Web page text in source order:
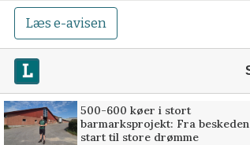
Læs e-avisen
500-600 køer i stort
barmarksprojekt: Fra beskeden
start til store drømme